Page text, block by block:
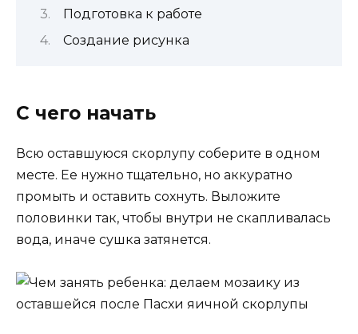
Подготовка к работе
Создание рисунка
С чего начать
Всю оставшуюся скорлупу соберите в одном
месте. Ее нужно тщательно, но аккуратно
промыть и оставить сохнуть. Выложите
половинки так, чтобы внутри не скапливалась
вода, иначе сушка затянется.